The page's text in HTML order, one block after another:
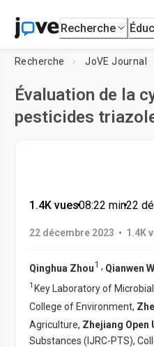
Recherche
Recherche JoVE Journal
Évaluation de la
pesticides
1.4K vues•08:22 min•22
22 décembre 2023 • 1.4K
Qinghua Zhou1 , Qianwen
1 Key Laboratory of
College of Environment,
Agriculture, Zhejiang Open
Substances (IJRC-PTS),